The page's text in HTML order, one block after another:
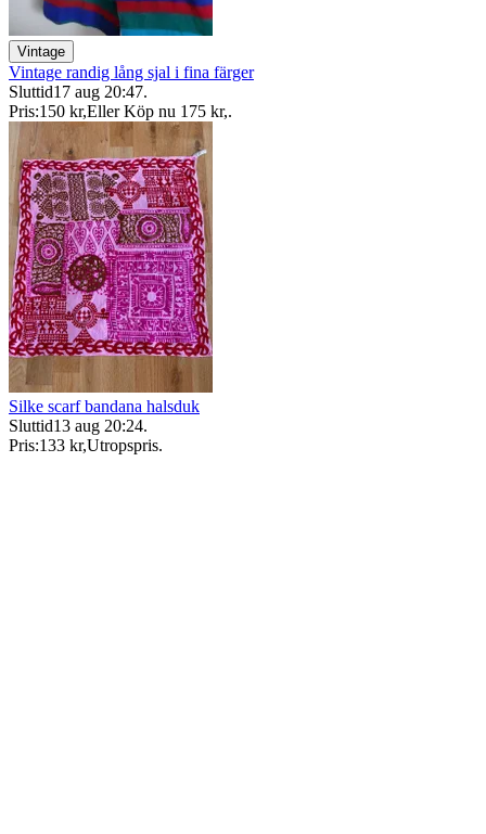
Vintage
Vintage randig lång sjal i fina färger
Sluttid17 aug 20:47.
Pris:150 kr,Eller Köp nu 175 kr,.
Silke scarf bandana halsduk
Sluttid13 aug 20:24.
Pris:133 kr,Utropspris.